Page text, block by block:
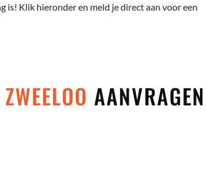
is! Klik hieronder en meld je direct aan voor een
AANVRAGEN